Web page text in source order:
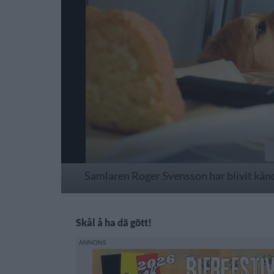
Samlaren Roger Svensson har blivit
Skål å ha dä gött!